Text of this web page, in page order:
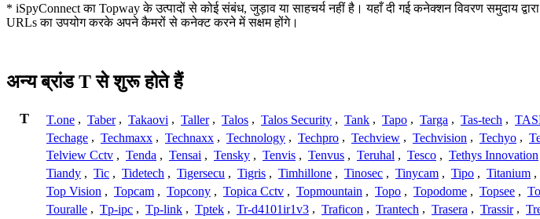
* iSpyConnect का Topway के उत्पादों से कोई संबंध, जुड़ाव या साहचर्य नहीं है। यहाँ दी गई कनेक्शन विवरण समुदाय
URLs का उपयोग करके अपने कैमरों से कनेक्ट करने में सक्षम होंगे।
अन्य ब्रांड T से शुरू होते हैं
T T.one , Taber , Takaovi , Taller , Talos , Talos Security , Tank , Tapo , Targa , Tas-tech ,
Techage , Techmaxx , Technaxx , Technology , Techpro , Techview , Techvision , Techyo ,
Telview Cctv , Tenda , Tensai , Tensky , Tenvis , Tenvus , Teruhal , Tesco , Tethys Innovation
Tiandy , Tic , Tidetech , Tigersecu , Tigris , Timhillone , Tinosec , Tinycam , Tipo , Titanium ,
Top Vision , Topcam , Topcony , Topica Cctv , Topmountain , Topo , Topodome , Topsee ,
Touralle , Tp-ipc , Tp-link , Tptek , Tr-d4101ir1v3 , Traficon , Trantech , Trasera , Trassir ,